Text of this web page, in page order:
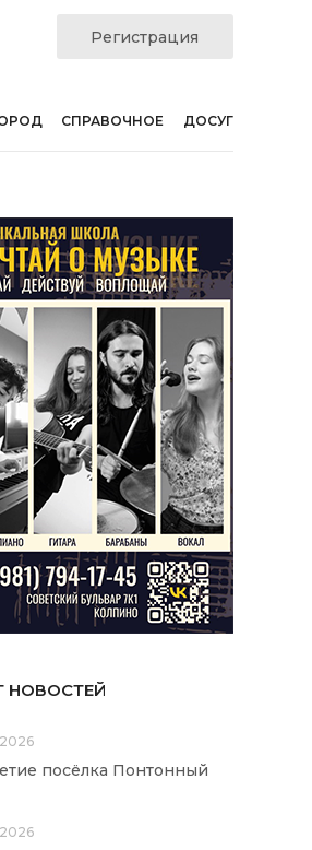
Регистрация
СПРАВОЧНОЕ ДОСУГ
НОВОСТЕЙ
посёлка Понтонный